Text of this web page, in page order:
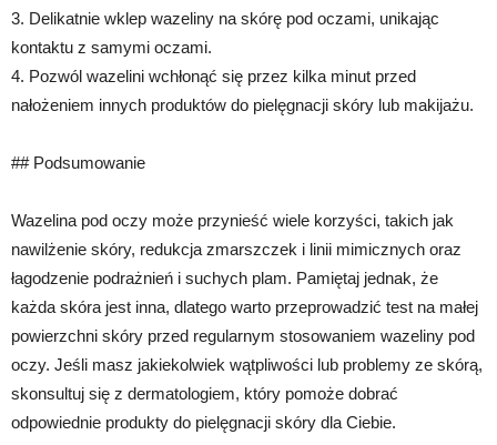
3. Delikatnie wklep wazeliny na skórę pod oczami, unikając
kontaktu z samymi oczami.
4. Pozwól wazelini wchłonąć się przez kilka minut przed
nałożeniem innych produktów do pielęgnacji skóry lub makijażu.
## Podsumowanie
Wazelina pod oczy może przynieść wiele korzyści, takich jak
nawilżenie skóry, redukcja zmarszczek i linii mimicznych oraz
łagodzenie podrażnień i suchych plam. Pamiętaj jednak, że
każda skóra jest inna, dlatego warto przeprowadzić test na małej
powierzchni skóry przed regularnym stosowaniem wazeliny pod
oczy. Jeśli masz jakiekolwiek wątpliwości lub problemy ze skórą,
skonsultuj się z dermatologiem, który pomoże dobrać
odpowiednie produkty do pielęgnacji skóry dla Ciebie.